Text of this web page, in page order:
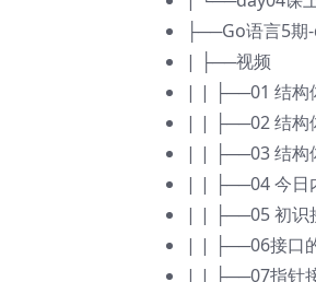
├──Go语言5期
| ├──视频
| | ├──01 结构
| | ├──02 结构
| | ├──03 结构
| | ├──04 今日
| | ├──05 初识
| | ├──06接口
| | ├──07指针